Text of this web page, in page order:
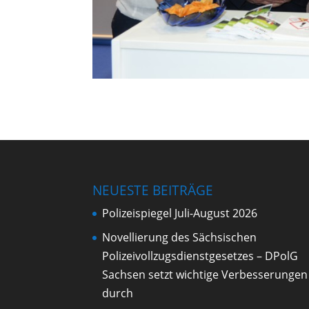
NEUESTE BEITRÄGE
Polizeispiegel Juli-August 2026
Novellierung des Sächsischen
Polizeivollzugsdienstgesetzes – DPolG
Sachsen setzt wichtige Verbesserungen
durch